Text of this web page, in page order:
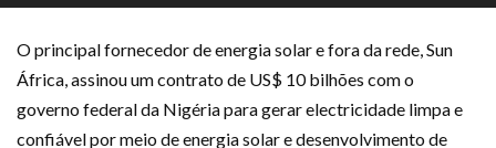
O principal fornecedor de energia solar e fora da rede, Sun
África, assinou um contrato de US$ 10 bilhões com o
governo federal da Nigéria para gerar electricidade limpa e
confiável por meio de energia solar e desenvolvimento de